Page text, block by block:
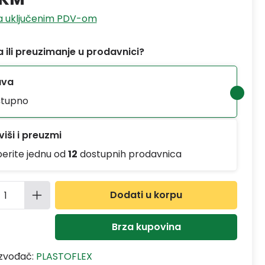
uključenim PDV-om
ili preuzimanje u prodavnici?
i preuzmi
jednu od12 dostupnih prodavnica
proizvoda: Unesite željenu
Dodati u korpu
Brza kupovina
PLASTOFLEX